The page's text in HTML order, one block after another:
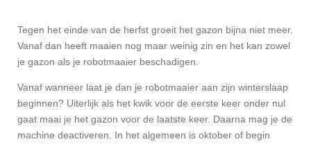
Tegen het einde van de herfst groeit het gazon bijna niet meer.
Vanaf dan heeft maaien nog maar weinig zin en het kan zowel
je gazon als je robotmaaier beschadigen.
Vanaf wanneer laat je dan je robotmaaier aan zijn winterslaap
beginnen? Uiterlijk als het kwik voor de eerste keer onder nul
gaat maai je het gazon voor de laatste keer. Daarna mag je de
machine deactiveren. In het algemeen is oktober of begin